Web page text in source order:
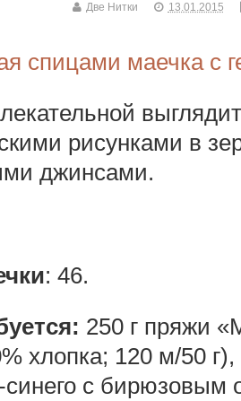
Две Нитки 13.01.2015
рисунками в
джинсами.
: 46.
250 г пряжи
хлопка; 120 м/50 г),
синего с бирюзовым